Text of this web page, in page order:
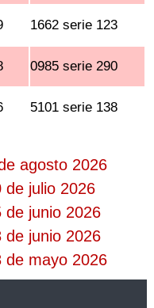
1662 serie 123
0985 serie 290
5101 serie 138
agosto 2026
de julio 2026
de junio 2026
de junio 2026
de mayo 2026